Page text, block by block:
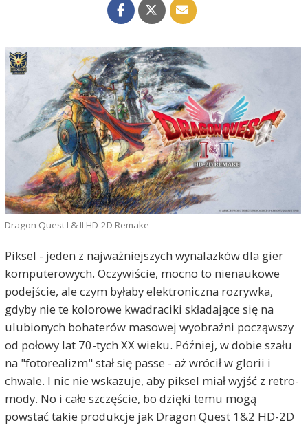
Dragon Quest I & II HD-2D Remake
Piksel - jeden z najważniejszych wynalazków dla gier
komputerowych. Oczywiście, mocno to nienaukowe
podejście, ale czym byłaby elektroniczna rozrywka,
gdyby nie te kolorowe kwadraciki składające się na
ulubionych bohaterów masowej wyobraźni począwszy
od połowy lat 70-tych XX wieku. Później, w dobie szału
na "fotorealizm" stał się passe - aż wrócił w glorii i
chwale. I nic nie wskazuje, aby piksel miał wyjść z retro-
mody. No i całe szczęście, bo dzięki temu mogą
powstać takie produkcje jak Dragon Quest 1&2 HD-2D